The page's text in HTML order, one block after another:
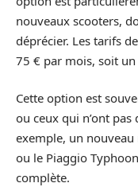
nouveaux scooters,
déprécier. Les tarifs
75 € par mois, soit
Cette option est
ou ceux qui n’ont pas
exemple, un nouveau
ou le Piaggio
complète.